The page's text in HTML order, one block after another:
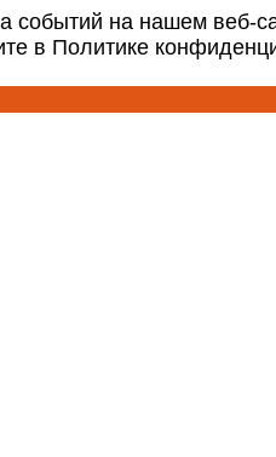
событий на нашем веб-
в Политике